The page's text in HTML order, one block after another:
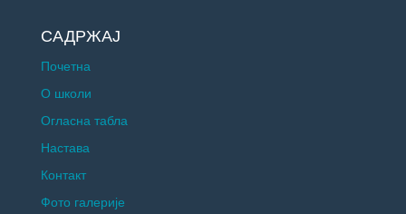
САДРЖАЈ
Почетна
О школи
Огласна табла
Настава
Контакт
Фото галерије